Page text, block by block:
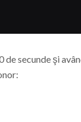
secunde şi